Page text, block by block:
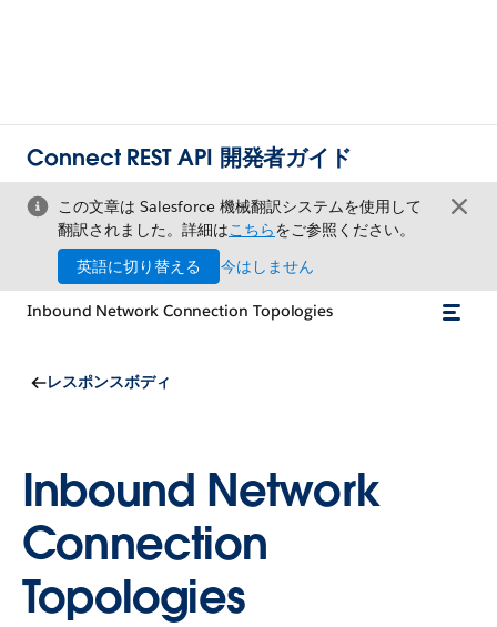
Connect REST API 開発者ガイド
この文章は Salesforce 機械翻訳システムを使用して
翻訳されました。詳細はこちらをご参照ください。
英語に切り替える
今はしません
Inbound Network Connection Topologies
レスポンスボディ
Inbound Network
Connection
Topologies